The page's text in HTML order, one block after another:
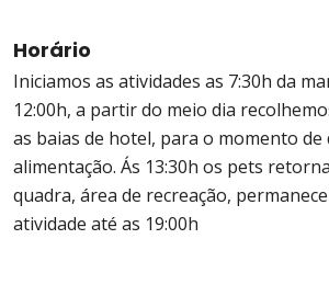
Horário
Iniciamos as atividades as 7:30h da
12:00h, a partir do meio dia
as baias de hotel, para o momento de
alimentação. Ás 13:30h os pets
quadra, área de recreação,
atividade até as 19:00h